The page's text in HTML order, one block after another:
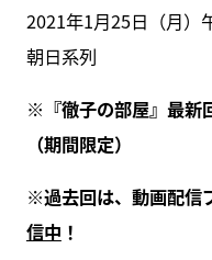
2021年1月25日（月）
朝日系列
※『徹子の部屋』最新
（期間限定）
※過去回は、動画配信
信中 ！